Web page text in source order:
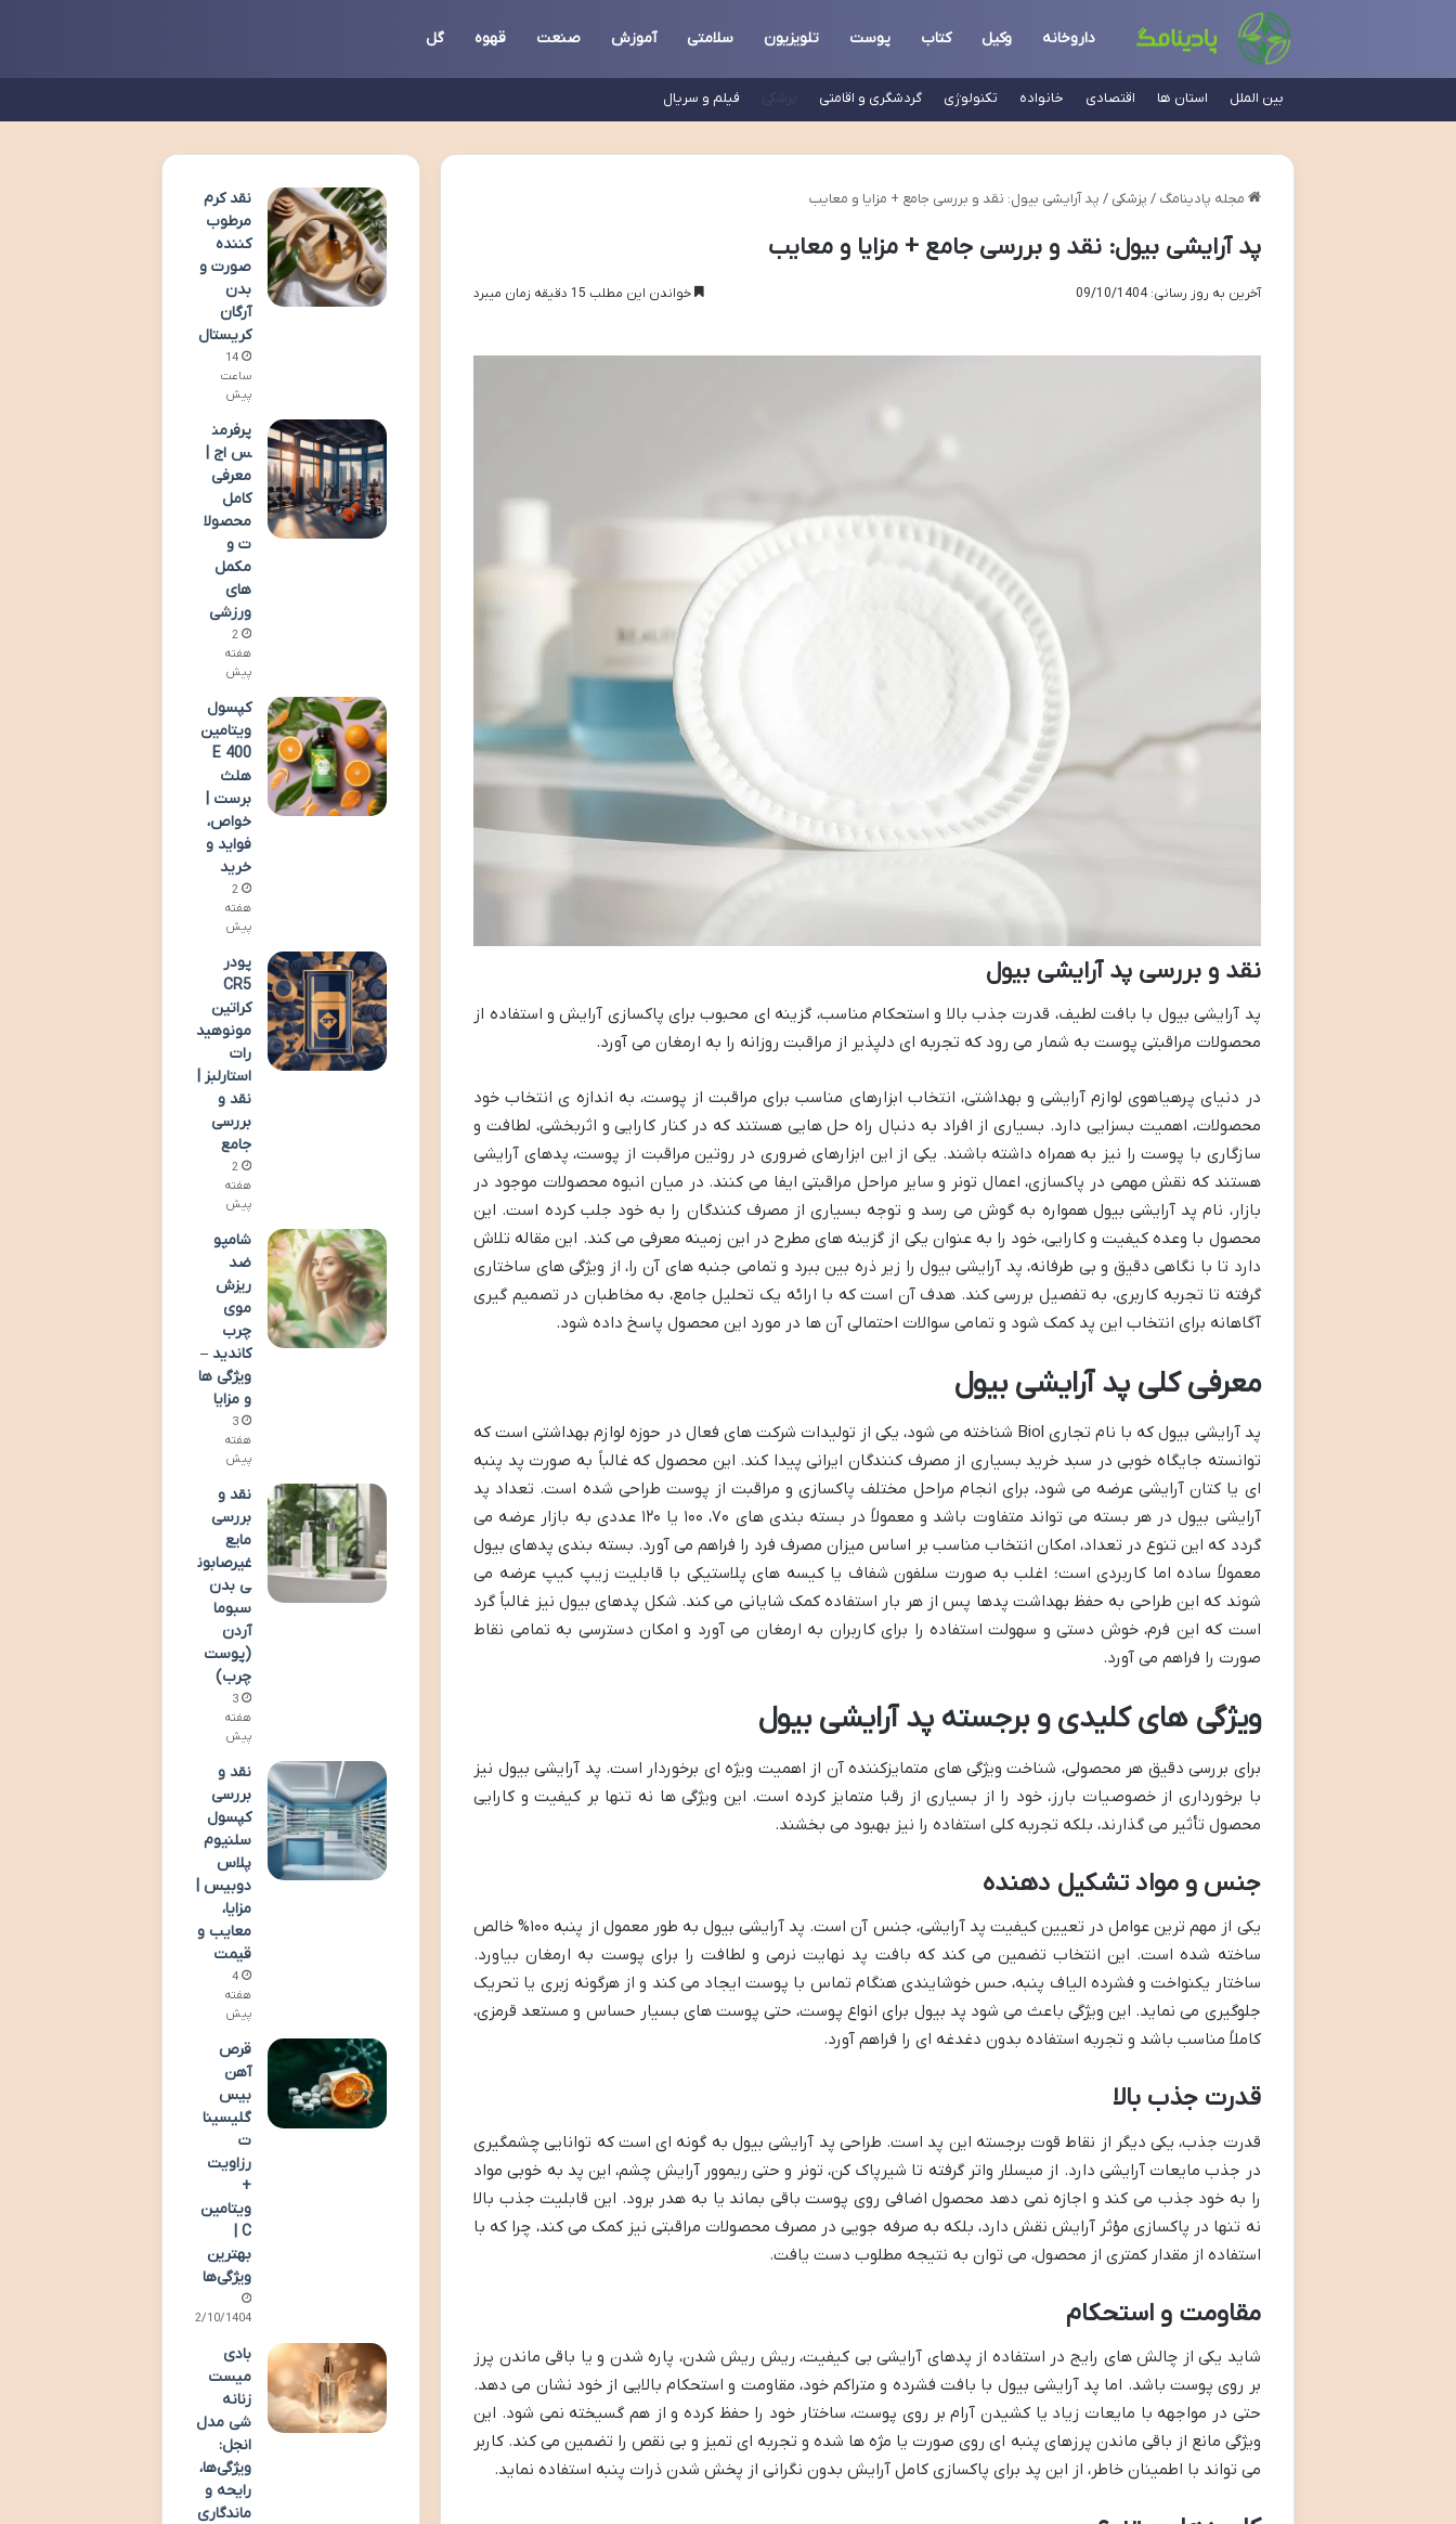
داروخانه وکیل کتاب پوست تلویزیون سلامتی آموزش صنعت قهوه گل
بین الملل استان ها اقتصادی خانواده تکنولوژی گردشگری و اقامتی پزشکی فیلم و سریال
مجله پادینامگ / پزشکی / پد آرایشی بیول: نقد و بررسی جامع + مزایا و معایب
پد آرایشی بیول: نقد و بررسی جامع + مزایا و معایب
آخرین به روز رسانی: 09/10/1404 خواندن این مطلب 15 دقیقه زمان میبرد
نقد و بررسی پد آرایشی بیول
پد آرایشی بیول با بافت لطیف، قدرت جذب بالا و استحکام مناسب، گزینه ای محبوب برای پاکسازی آرایش و استفاده از
محصولات مراقبتی پوست به شمار می رود که تجربه ای دلپذیر از مراقبت روزانه را به ارمغان می آورد.
در دنیای پرهیاهوی لوازم آرایشی و بهداشتی، انتخاب ابزارهای مناسب برای مراقبت از پوست، به اندازه ی انتخاب خود
محصولات، اهمیت بسزایی دارد. بسیاری از افراد به دنبال راه حل هایی هستند که در کنار کارایی و اثربخشی، لطافت و
سازگاری با پوست را نیز به همراه داشته باشند. یکی از این ابزارهای ضروری در روتین مراقبت از پوست، پدهای آرایشی
هستند که نقش مهمی در پاکسازی، اعمال تونر و سایر مراحل مراقبتی ایفا می کنند. در میان انبوه محصولات موجود در
بازار، نام پد آرایشی بیول همواره به گوش می رسد و توجه بسیاری از مصرف کنندگان را به خود جلب کرده است. این
محصول با وعده کیفیت و کارایی، خود را به عنوان یکی از گزینه های مطرح در این زمینه معرفی می کند. این مقاله تلاش
دارد تا با نگاهی دقیق و بی طرفانه، پد آرایشی بیول را زیر ذره بین ببرد و تمامی جنبه های آن را، از ویژگی های ساختاری
گرفته تا تجربه کاربری، به تفصیل بررسی کند. هدف آن است که با ارائه یک تحلیل جامع، به مخاطبان در تصمیم گیری
آگاهانه برای انتخاب این پد کمک شود و تمامی سوالات احتمالی آن ها در مورد این محصول پاسخ داده شود.
معرفی کلی پد آرایشی بیول
پد آرایشی بیول که با نام تجاری Biol شناخته می شود، یکی از تولیدات شرکت های فعال در حوزه لوازم بهداشتی است که
توانسته جایگاه خوبی در سبد خرید بسیاری از مصرف کنندگان ایرانی پیدا کند. این محصول که غالباً به صورت پد پنبه
ای یا کتان آرایشی عرضه می شود، برای انجام مراحل مختلف پاکسازی و مراقبت از پوست طراحی شده است. تعداد پد
آرایشی بیول در هر بسته می تواند متفاوت باشد و معمولاً در بسته بندی های ۷۰، ۱۰۰ یا ۱۲۰ عددی به بازار عرضه می
گردد که این تنوع در تعداد، امکان انتخاب مناسب بر اساس میزان مصرف فرد را فراهم می آورد. بسته بندی پدهای بیول
معمولاً ساده اما کاربردی است؛ اغلب به صورت سلفون شفاف یا کیسه های پلاستیکی با قابلیت زیپ کیپ عرضه می
شوند که این طراحی به حفظ بهداشت پدها پس از هر بار استفاده کمک شایانی می کند. شکل پدهای بیول نیز غالباً گرد
است که این فرم، خوش دستی و سهولت استفاده را برای کاربران به ارمغان می آورد و امکان دسترسی به تمامی نقاط
صورت را فراهم می آورد.
ویژگی های کلیدی و برجسته پد آرایشی بیول
برای بررسی دقیق هر محصولی، شناخت ویژگی های متمایزکننده آن از اهمیت ویژه ای برخوردار است. پد آرایشی بیول نیز
با برخورداری از خصوصیات بارز، خود را از بسیاری از رقبا متمایز کرده است. این ویژگی ها نه تنها بر کیفیت و کارایی
محصول تأثیر می گذارند، بلکه تجربه کلی استفاده را نیز بهبود می بخشند.
جنس و مواد تشکیل دهنده
یکی از مهم ترین عوامل در تعیین کیفیت پد آرایشی، جنس آن است. پد آرایشی بیول به طور معمول از پنبه ۱۰۰% خالص
ساخته شده است. این انتخاب تضمین می کند که بافت پد نهایت نرمی و لطافت را برای پوست به ارمغان بیاورد.
ساختار یکنواخت و فشرده الیاف پنبه، حس خوشایندی هنگام تماس با پوست ایجاد می کند و از هرگونه زبری یا تحریک
جلوگیری می نماید. این ویژگی باعث می شود پد بیول برای انواع پوست، حتی پوست های بسیار حساس و مستعد قرمزی،
کاملاً مناسب باشد و تجربه استفاده بدون دغدغه ای را فراهم آورد.
قدرت جذب بالا
قدرت جذب، یکی دیگر از نقاط قوت برجسته این پد است. طراحی پد آرایشی بیول به گونه ای است که توانایی چشمگیری
در جذب مایعات آرایشی دارد. از میسلار واتر گرفته تا شیرپاک کن، تونر و حتی ریموور آرایش چشم، این پد به خوبی مواد
را به خود جذب می کند و اجازه نمی دهد محصول اضافی روی پوست باقی بماند یا به هدر برود. این قابلیت جذب بالا
نه تنها در پاکسازی مؤثر آرایش نقش دارد، بلکه به صرفه جویی در مصرف محصولات مراقبتی نیز کمک می کند، چرا که با
استفاده از مقدار کمتری از محصول، می توان به نتیجه مطلوب دست یافت.
مقاومت و استحکام
شاید یکی از چالش های رایج در استفاده از پدهای آرایشی بی کیفیت، ریش ریش شدن، پاره شدن و یا باقی ماندن پرز
بر روی پوست باشد. اما پد آرایشی بیول با بافت فشرده و متراکم خود، مقاومت و استحکام بالایی از خود نشان می دهد.
حتی در مواجهه با مایعات زیاد یا کشیدن آرام بر روی پوست، ساختار خود را حفظ کرده و از هم گسیخته نمی شود. این
ویژگی مانع از باقی ماندن پرزهای پنبه ای روی صورت یا مژه ها شده و تجربه ای تمیز و بی نقص را تضمین می کند. کاربر
می تواند با اطمینان خاطر، از این پد برای پاکسازی کامل آرایش بدون نگرانی از پخش شدن ذرات پنبه استفاده نماید.
نقد کرم
مرطوب
کننده
صورت و
بدن
آرگان
کریستال
14
ساعت
پیش
پرفرمن
س اج |
معرفی
کامل
محصولا
ت و
مکمل
های
ورزشی
2
هفته
پیش
کپسول
ویتامین
E 400
هلث
برست |
خواص،
فواید و
خرید
2
هفته
پیش
پودر
CR5
کراتین
مونوهید
رات
استارلبز |
نقد و
بررسی
جامع
2
هفته
پیش
شامپو
ضد
ریزش
موی
چرب
کاندید –
ویژگی ها
و مزایا
3
هفته
پیش
نقد و
بررسی
مایع
غیرصابون
ی بدن
سبوما
آردن
(پوست
چرب)
3
هفته
پیش
نقد و
بررسی
کپسول
سلنیوم
پلاس
دوبیس |
مزایا،
معایب و
قیمت
4
هفته
پیش
قرص
آهن
بیس
گلیسینا
ت
رزاویت
+
ویتامین
C |
بهترین
ویژگی‌ها
02/10/1404
بادی
میست
زنانه
شی مدل
انجل:
ویژگی‌ها،
رایحه و
ماندگاری